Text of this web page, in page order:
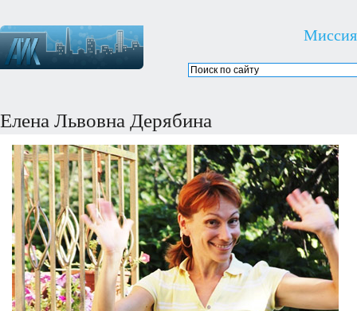
Миссия
Елена Львовна Дерябина